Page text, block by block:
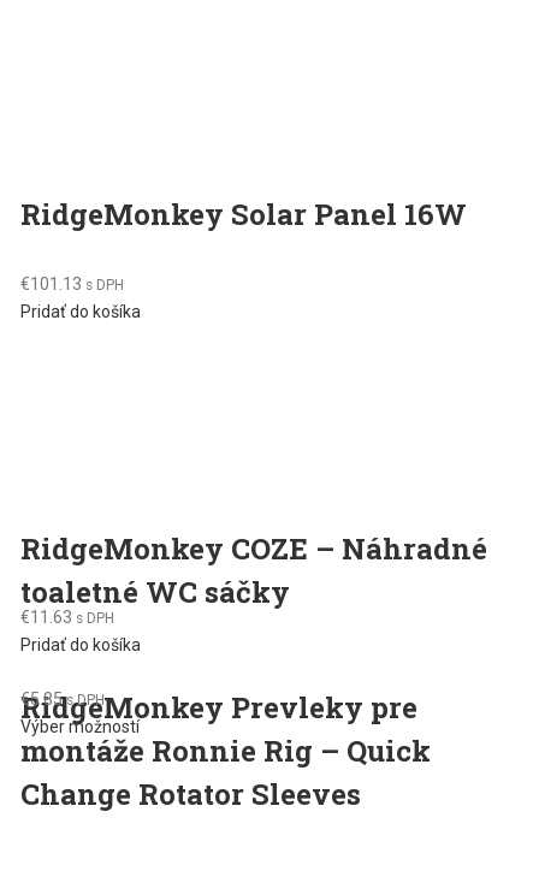
RidgeMonkey Solar Panel 16W
€101.13 s DPH
Pridať do košíka
RidgeMonkey COZE – Náhradné
toaletné WC sáčky
€11.63 s DPH
Pridať do košíka
RidgeMonkey Prevleky pre
montáže Ronnie Rig – Quick
Change Rotator Sleeves
€5.85 s DPH
Výber možnostíThis
product
has
multiple